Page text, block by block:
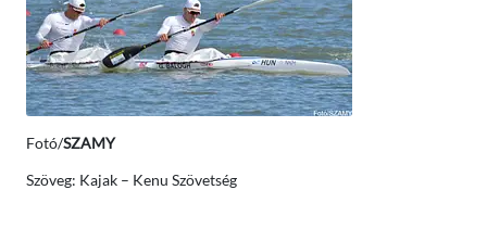
Fotó/SZAMY
Szöveg: Kajak – Kenu Szövetség